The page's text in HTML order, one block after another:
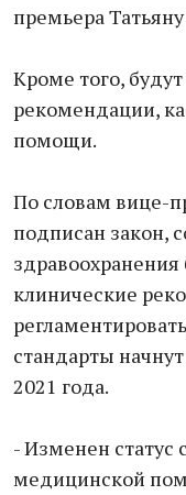
премьера
Кроме того,
рекомендации,
помощи.
По словам вице-
подписан закон,
здравоохранения
клинические
стандарты
2021 года.
- Изменен статус
медицинской